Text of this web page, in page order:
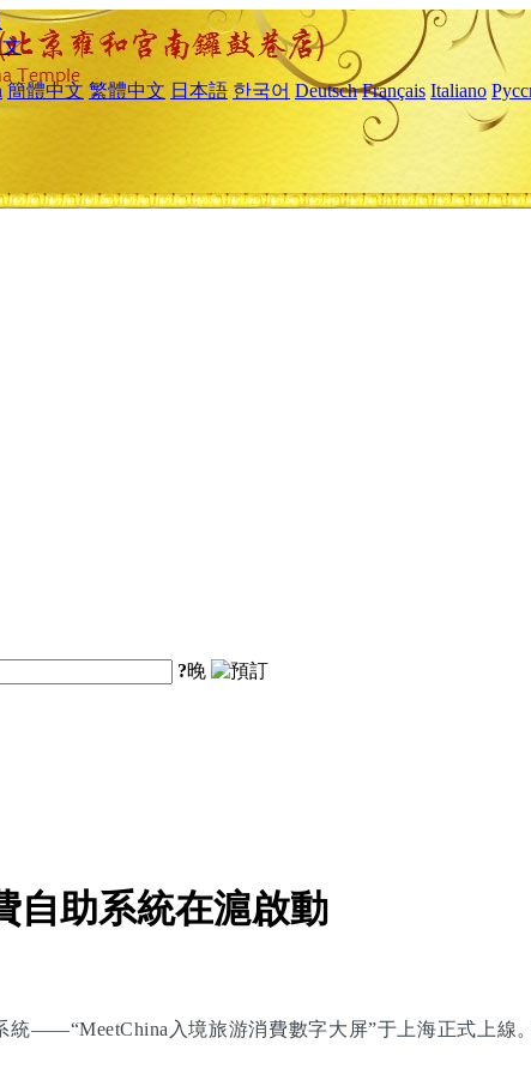
簡體中文 繁體中文 日本語 한국어 Deutsch Français Italiano
?晚
自助系統在滬啟動
——“MeetChina入境旅游消費數字大屏”于上海正式上